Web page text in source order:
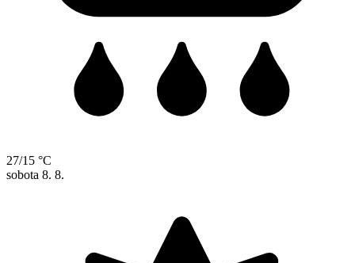
27/15 °C
sobota 8. 8.